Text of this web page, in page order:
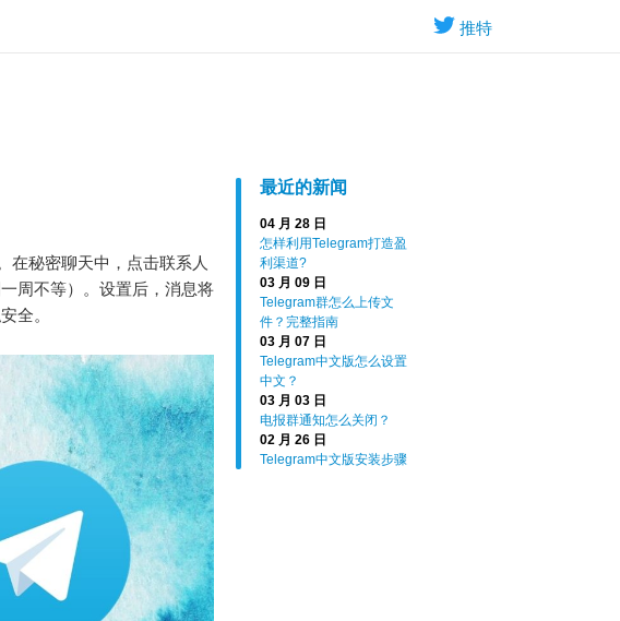
推特
最近的新闻
04 月 28 日
怎样利用Telegram打造盈
利渠道?
03 月 09 日
Telegram群怎么上传文
件？完整指南
03 月 07 日
Telegram中文版怎么设置
中文？
03 月 03 日
电报群通知怎么关闭？
02 月 26 日
Telegram中文版安装步骤
在秘密聊天中，点击联系人
周不等）。设置后，消息将
全。